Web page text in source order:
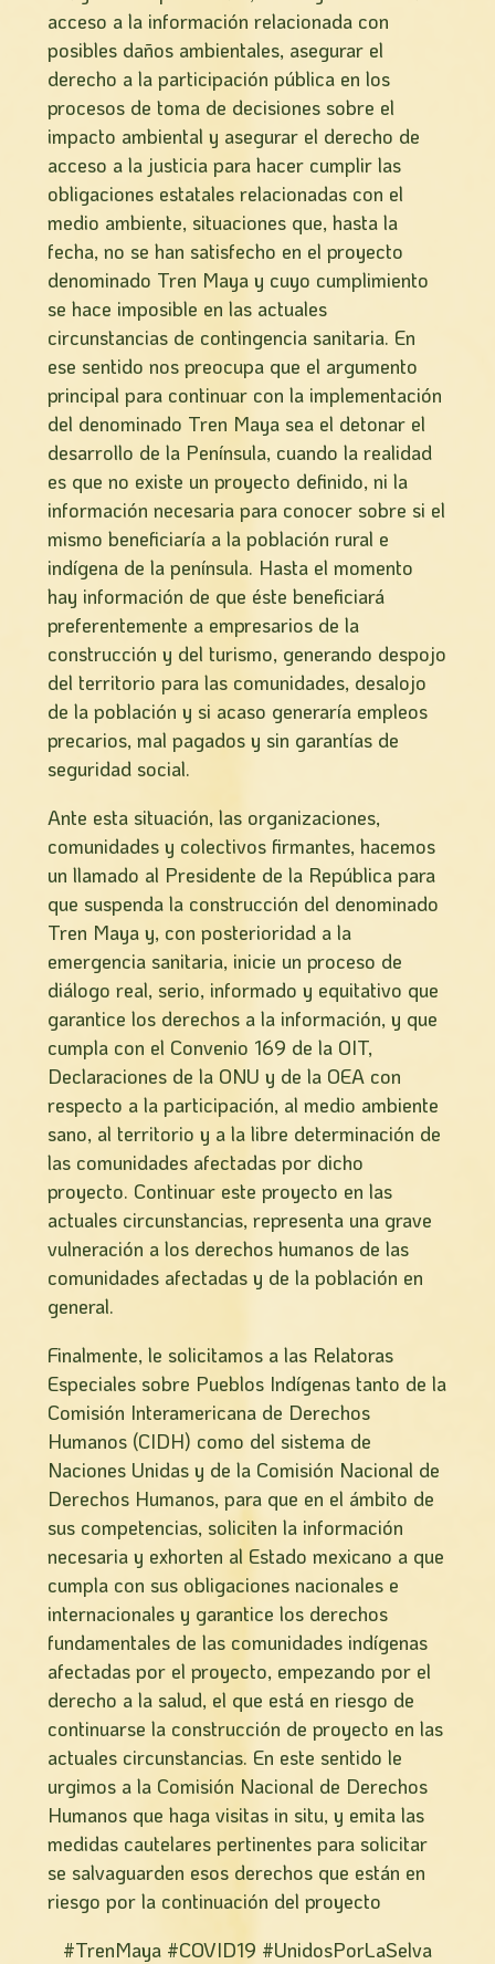
acceso a la información relacionada con
posibles daños ambientales, asegurar el
derecho a la participación pública en los
procesos de toma de decisiones sobre el
impacto ambiental y asegurar el derecho de
acceso a la justicia para hacer cumplir las
obligaciones estatales relacionadas con el
medio ambiente, situaciones que, hasta la
fecha, no se han satisfecho en el proyecto
denominado Tren Maya y cuyo cumplimiento
se hace imposible en las actuales
circunstancias de contingencia sanitaria. En
ese sentido nos preocupa que el argumento
principal para continuar con la implementación
del denominado Tren Maya sea el detonar el
desarrollo de la Península, cuando la realidad
es que no existe un proyecto definido, ni la
información necesaria para conocer sobre si el
mismo beneficiaría a la población rural e
indígena de la península. Hasta el momento
hay información de que éste beneficiará
preferentemente a empresarios de la
construcción y del turismo, generando despojo
del territorio para las comunidades, desalojo
de la población y si acaso generaría empleos
precarios, mal pagados y sin garantías de
seguridad social.
Ante esta situación, las organizaciones,
comunidades y colectivos firmantes, hacemos
un llamado al Presidente de la República para
que suspenda la construcción del denominado
Tren Maya y, con posterioridad a la
emergencia sanitaria, inicie un proceso de
diálogo real, serio, informado y equitativo que
garantice los derechos a la información, y que
cumpla con el Convenio 169 de la OIT,
Declaraciones de la ONU y de la OEA con
respecto a la participación, al medio ambiente
sano, al territorio y a la libre determinación de
las comunidades afectadas por dicho
proyecto. Continuar este proyecto en las
actuales circunstancias, representa una grave
vulneración a los derechos humanos de las
comunidades afectadas y de la población en
general.
Finalmente, le solicitamos a las Relatoras
Especiales sobre Pueblos Indígenas tanto de la
Comisión Interamericana de Derechos
Humanos (CIDH) como del sistema de
Naciones Unidas y de la Comisión Nacional de
Derechos Humanos, para que en el ámbito de
sus competencias, soliciten la información
necesaria y exhorten al Estado mexicano a que
cumpla con sus obligaciones nacionales e
internacionales y garantice los derechos
fundamentales de las comunidades indígenas
afectadas por el proyecto, empezando por el
derecho a la salud, el que está en riesgo de
continuarse la construcción de proyecto en las
actuales circunstancias. En este sentido le
urgimos a la Comisión Nacional de Derechos
Humanos que haga visitas in situ, y emita las
medidas cautelares pertinentes para solicitar
se salvaguarden esos derechos que están en
riesgo por la continuación del proyecto
#TrenMaya #COVID19 #UnidosPorLaSelva